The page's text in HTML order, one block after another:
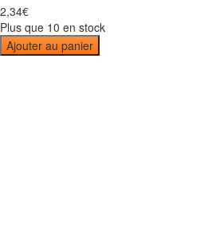
2,34€
Plus que 10 en stock
Ajouter au panier